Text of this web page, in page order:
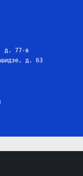
д. 77-в
д. 63